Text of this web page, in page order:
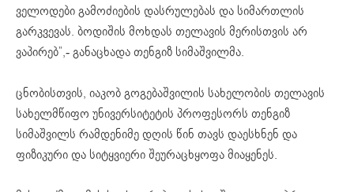
ველოდები გამოძიების დასრულებას და სიმართლის
გარკვევას. ბოდიშის მოხდას თელავის მერისთვის არ
ვაპირებ”,- განაცხადა თენგიზ სიმაშვილმა.
ცნობისთვის, იაკობ გოგებაშვილის სახელობის თელავის
სახელმწიფო უნივერსიტეტის პროფესორს თენგიზ
სიმაშვილს რამდენიმე დღის წინ თავს დაესხნენ და
ფიზიკური და სიტყვიერი შეურაცხყოფა მიაყენეს.